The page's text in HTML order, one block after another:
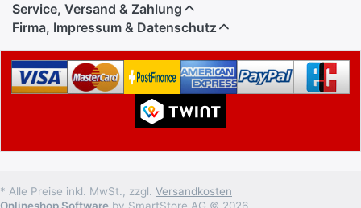
Service, Versand & Zahlung
Firma, Impressum & Datenschutz
* Alle Preise inkl. MwSt., zzgl. Versandkosten